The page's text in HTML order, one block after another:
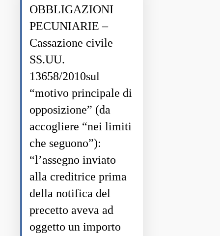
OBBLIGAZIONI
PECUNIARIE –
Cassazione civile
SS.UU.
13658/2010sul
“motivo principale di
opposizione” (da
accogliere “nei limiti
che seguono”):
“l’assegno inviato
alla creditrice prima
della notifica del
precetto aveva ad
oggetto un importo